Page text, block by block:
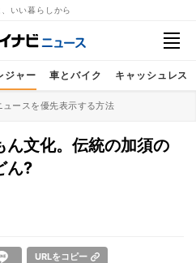
いい暮らしから
ジャー 車とバイク キャッシュレス
ースを優先表示する方法
ん文化。伝統の加須の
ん?
URLをコピー